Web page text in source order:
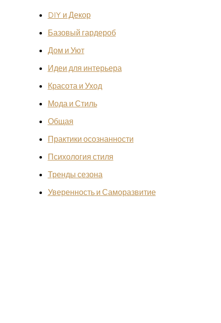
DIY и Декор
Базовый гардероб
Дом и Уют
Идеи для интерьера
Красота и Уход
Мода и Стиль
Общая
Практики осознанности
Психология стиля
Тренды сезона
Уверенность и Саморазвитие